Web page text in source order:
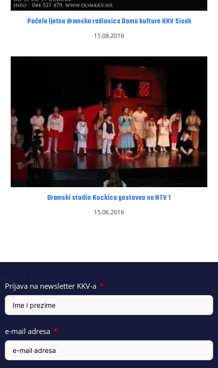
Počela ljetna dramska radionica Doma kulture KKV Sisak
11.08.2016
Dramski studio Kockica gostovao na HTV 1
15.06.2016
Prijava na newsletter KKV-a
e-mail adresa